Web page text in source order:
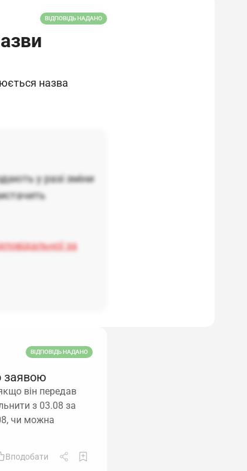
ВІДПОВІДЬ НАДАНО
назва
у разі зміни
за
ВІДПОВІДЬ НАДАНО
заявою
він передав
з 03.08 за
чи можна
Вподобати